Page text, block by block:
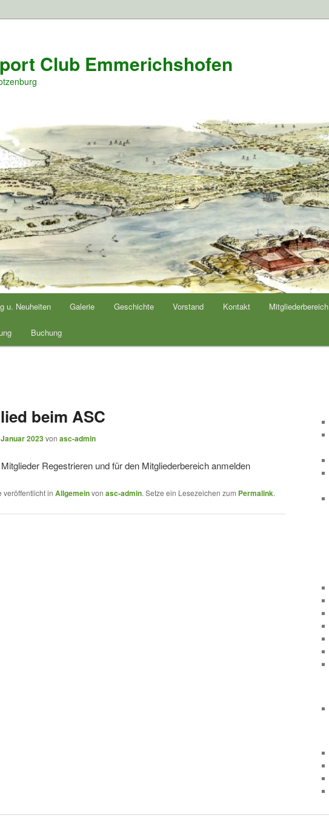
Club Emmerichshofen
u. Neuheiten Galerie Geschichte Vorstand Kontakt Mitgliederbereich
Buchung
beim ASC
2023von asc-admin
Regestrieren und für den Mitgliederbereich anmelden
veröffentlicht in Allgemeinvon asc-admin. Setze ein Lesezeichen zum Permalink.